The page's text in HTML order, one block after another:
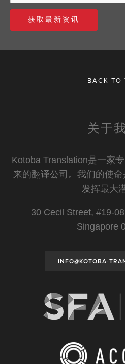
BACK TO
关于
Kotoba Translation是一家
来的翻译公司。我们的使命
发挥最大
30 Cecil Street, #19-
Singapore
INFO@KOTOBA-